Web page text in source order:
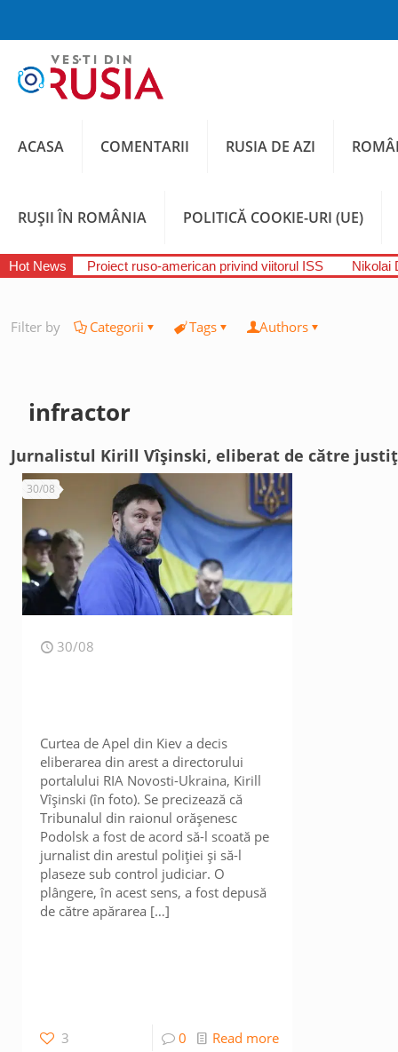
ACASA COMENTARII RUSIA DE AZI
RUȘII ÎN ROMÂNIA POLITICĂ COOKIE-URI (UE)
Hot News Proiect ruso-american privind viitorul ISS Nikolai
Filter by Categorii Tags Authors
infractor
Jurnalistul Kirill Vîșinski, eliberat de către
30/08
30/08
Curtea de Apel din Kiev a decis
eliberarea din arest a directorului
portalului RIA Novosti-Ukraina, Kirill
Vîșinski (în foto). Se precizează că
Tribunalul din raionul orășenesc
Podolsk a fost de acord să-l scoată pe
jurnalist din arestul poliției și să-l
plaseze sub control judiciar. O
plângere, în acest sens, a fost depusă
de către apărarea […]
3 0 Read more